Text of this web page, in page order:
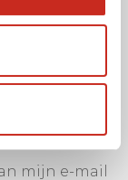
mijn e-mail